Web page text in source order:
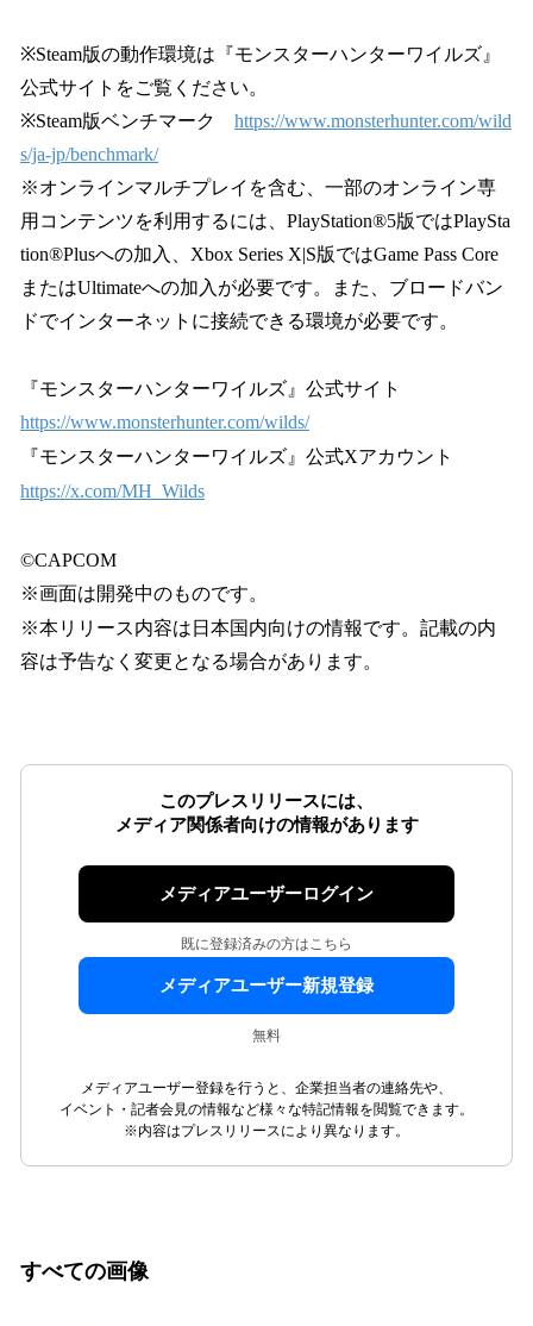
※Steam版の動作環境は『モンスターハンターワイルズ』
公式サイトをご覧ください。
※Steam版ベンチマーク https://www.monsterhunter.com/wild
s/ja-jp/benchmark/
※オンラインマルチプレイを含む、一部のオンライン専
用コンテンツを利用するには、PlayStation®5版ではPlaySta
tion®Plusへの加入、Xbox Series X|S版ではGame Pass Core
またはUltimateへの加入が必要です。また、ブロードバン
ドでインターネットに接続できる環境が必要です。
『モンスターハンターワイルズ』公式サイト
https://www.monsterhunter.com/wilds/
『モンスターハンターワイルズ』公式Xアカウント
https://x.com/MH_Wilds
©CAPCOM
※画面は開発中のものです。
※本リリース内容は日本国内向けの情報です。記載の内
容は予告なく変更となる場合があります。
このプレスリリースには、
メディア関係者向けの情報があります
メディアユーザーログイン
既に登録済みの方はこちら
メディアユーザー新規登録
無料
メディアユーザー登録を行うと、企業担当者の連絡先や、
イベント・記者会見の情報など様々な特記情報を閲覧できます。
※内容はプレスリリースにより異なります。
すべての画像